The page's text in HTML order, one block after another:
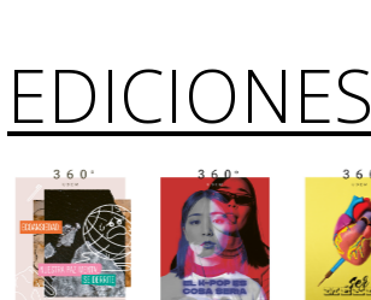
EDICIONES